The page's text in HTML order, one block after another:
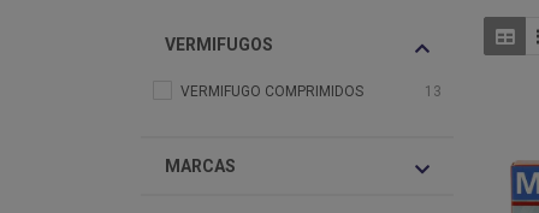
VERMIFUGOS
VERMIFUGO COMPRIMIDOS 13
MARCAS